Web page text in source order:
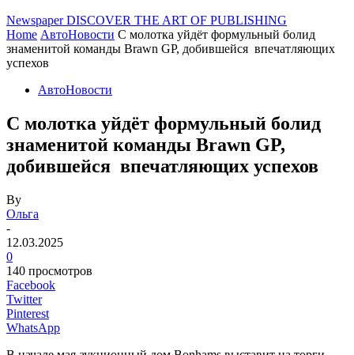
Newspaper DISCOVER THE ART OF PUBLISHING
Home АвтоНовости С молотка уйдёт формульный болид
знаменитой команды Brawn GP, добившейся впечатляющих
успехов
АвтоНовости
С молотка уйдёт формульный болид
знаменитой команды Brawn GP,
добившейся впечатляющих успехов
By
Ольга
-
12.03.2025
0
140 просмотров
Facebook
Twitter
Pinterest
WhatsApp